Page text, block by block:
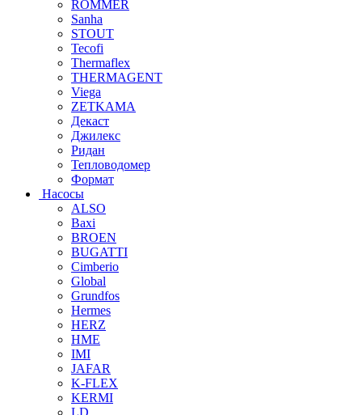
ROMMER
Sanha
STOUT
Tecofi
Thermaflex
THERMAGENT
Viega
ZETKAMA
Декаст
Джилекс
Ридан
Тепловодомер
Формат
Насосы
ALSO
Baxi
BROEN
BUGATTI
Cimberio
Global
Grundfos
Hermes
HERZ
HME
IMI
JAFAR
K-FLEX
KERMI
LD